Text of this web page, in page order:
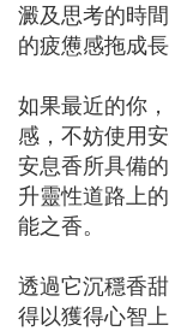
澱及思考的時
的疲憊感拖成
如果最近的你
感，不妨使用安
安息香所具備
升靈性道路上
能之香。
透過它沉穩香
得以獲得心智上